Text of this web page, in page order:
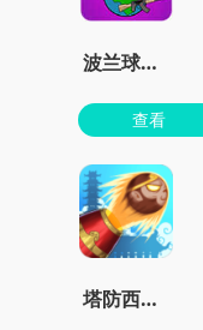
波兰球之征服世界无限金币版
查看
塔防西游记